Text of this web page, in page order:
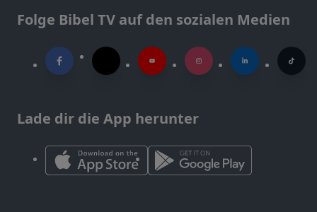
Folge Bibel TV auf den sozialen Medien
Lade dir die App herunter